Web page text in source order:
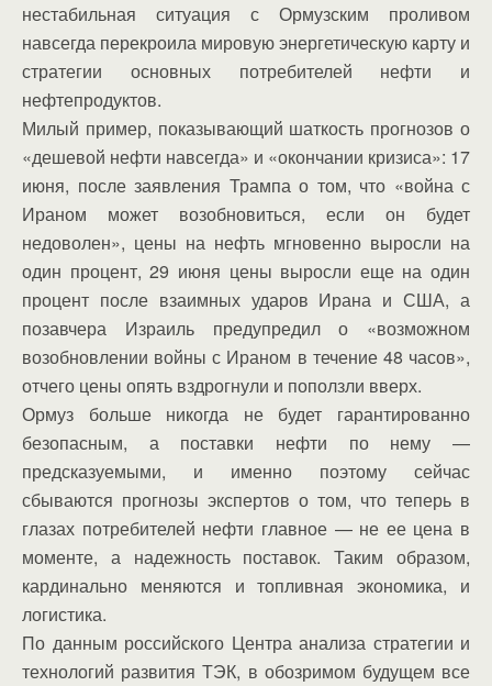
нестабильная ситуация с Ормузским проливом
навсегда перекроила мировую энергетическую карту и
стратегии основных потребителей нефти и
нефтепродуктов.
Милый пример, показывающий шаткость прогнозов о
«дешевой нефти навсегда» и «окончании кризиса»: 17
июня, после заявления Трампа о том, что «война с
Ираном может возобновиться, если он будет
недоволен», цены на нефть мгновенно выросли на
один процент, 29 июня цены выросли еще на один
процент после взаимных ударов Ирана и США, а
позавчера Израиль предупредил о «возможном
возобновлении войны с Ираном в течение 48 часов»,
отчего цены опять вздрогнули и поползли вверх.
Ормуз больше никогда не будет гарантированно
безопасным, а поставки нефти по нему —
предсказуемыми, и именно поэтому сейчас
сбываются прогнозы экспертов о том, что теперь в
глазах потребителей нефти главное — не ее цена в
моменте, а надежность поставок. Таким образом,
кардинально меняются и топливная экономика, и
логистика.
По данным российского Центра анализа стратегии и
технологий развития ТЭК, в обозримом будущем все